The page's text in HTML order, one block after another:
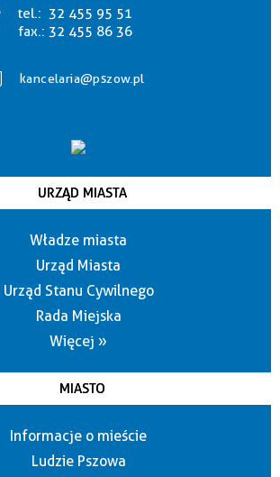
tel.: 32 455 95 51
fax.: 32 455 86 36
kancelaria@pszow.pl
URZĄD MIASTA
Władze miasta
Urząd Miasta
Urząd Stanu Cywilnego
Rada Miejska
Więcej »
MIASTO
Informacje o mieście
Ludzie Pszowa